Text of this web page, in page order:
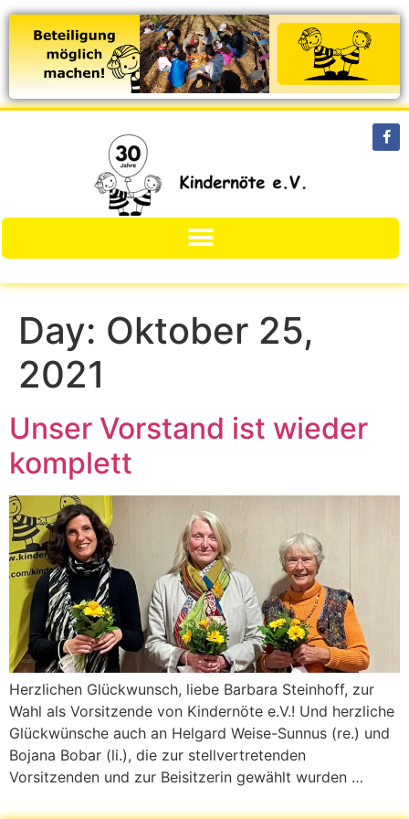
Day: Oktober 25,
2021
Unser Vorstand ist wieder
komplett
Herzlichen Glückwunsch, liebe Barbara Steinhoff, zur
Wahl als Vorsitzende von Kindernöte e.V.! Und herzliche
Glückwünsche auch an Helgard Weise-Sunnus (re.) und
Bojana Bobar (li.), die zur stellvertretenden
Vorsitzenden und zur Beisitzerin gewählt wurden …